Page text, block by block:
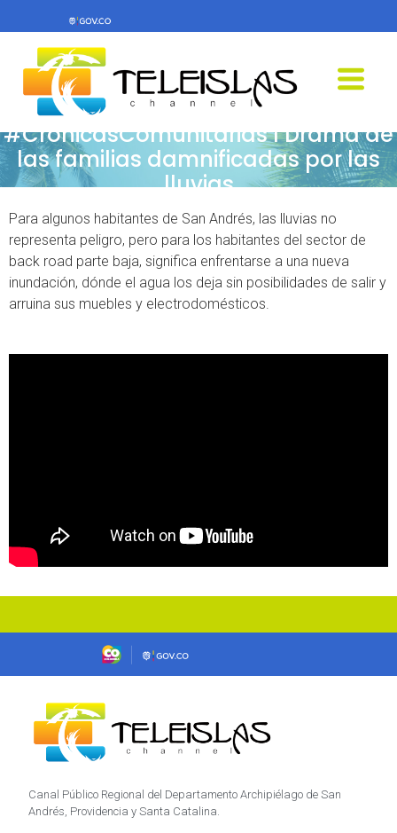
#CrónicasComunitarias I Drama de
las familias damnificadas por las
lluvias
Para algunos habitantes de San Andrés, las lluvias no
representa peligro, pero para los habitantes del sector de
back road parte baja, significa enfrentarse a una nueva
inundación, dónde el agua los deja sin posibilidades de salir y
arruina sus muebles y electrodomésticos.
Canal Público Regional del Departamento Archipiélago de San
Andrés, Providencia y Santa Catalina.